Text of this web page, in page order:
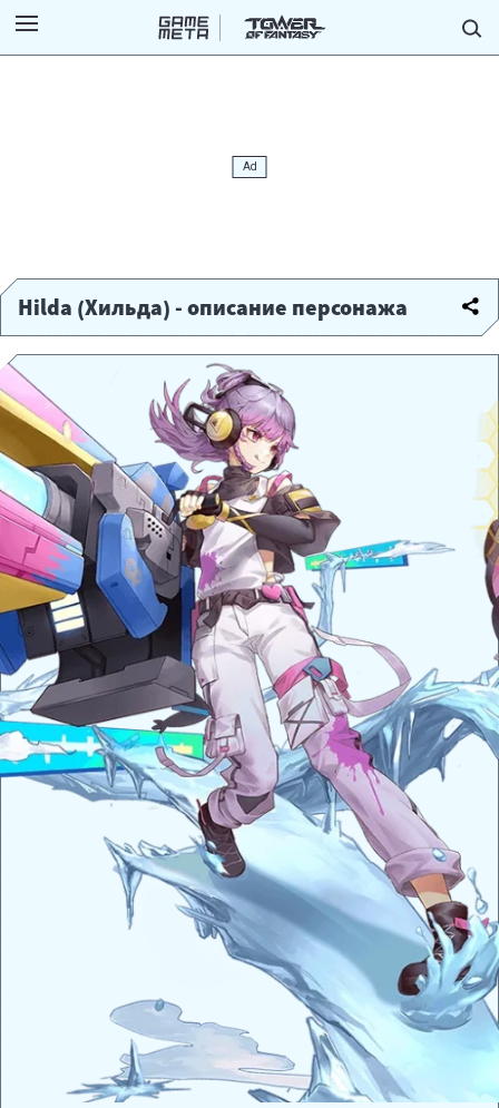
Hilda (Хильда) - описание персонажа